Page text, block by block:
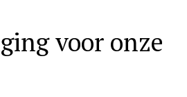
voor onze